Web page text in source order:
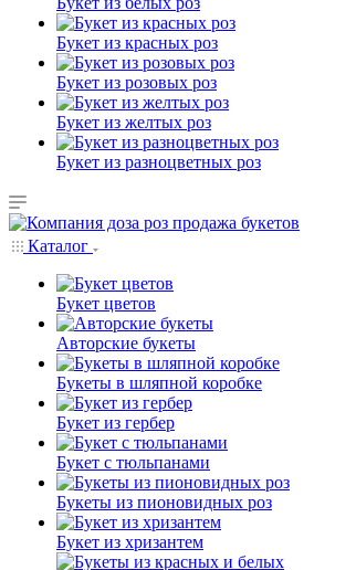
Букет из красных роз
Букет из розовых роз
Букет из желтых роз
Букет из разноцветных роз
Каталог
Букет цветов
Авторские букеты
Букеты в шляпной коробке
Букет из гербер
Букет с тюльпанами
Букеты из пионовидных роз
Букет из хризантем